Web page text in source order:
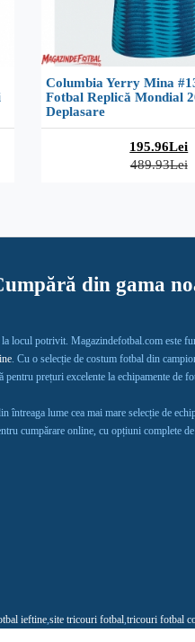
Columbia Yerry Mina
Fotbal Replică Mondial
Deplasare
195.96Lei
489.93Lei
din gama
locul potrivit. Magazindefotbal.com este
. Cu o selecție de costum fotbal din
prețuri excelente la echipamente de
lume cea mai mare selecție de
cumpărare online, cu opțiuni complete
ieftine site tricouri fotbal tricouri fotbal